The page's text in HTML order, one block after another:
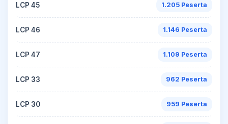
LCP 45 1.205 Peserta
LCP 46 1.146 Peserta
LCP 47 1.109 Peserta
LCP 33 962 Peserta
LCP 30 959 Peserta